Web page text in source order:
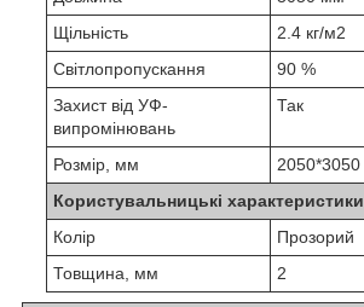
Щільність
2.4 кг/м2
Світлопропускання
90 %
Захист від УФ-
випромінювань
Так
Розмір, мм
2050*3050
Користувальницькі характеристики
Колір
Прозорий
Товщина, мм
2